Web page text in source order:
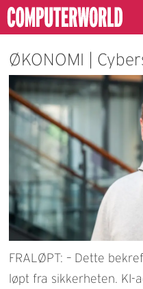
ØKONOMI |
FRALØPT: – Dette
løpt fra sikkerheten. KI-